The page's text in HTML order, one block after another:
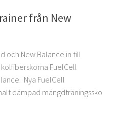
från New
och New Balance in till
FuelCell
Nya FuelCell
dämpad mängdträningssko